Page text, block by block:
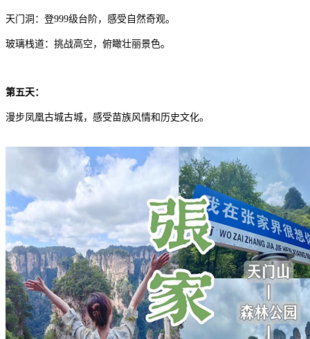
天门洞：登999级台阶，感受自然奇观。
玻璃栈道：挑战高空，俯瞰壮丽景色。
第五天：
漫步凤凰古城古城，感受苗族风情和历史文化。